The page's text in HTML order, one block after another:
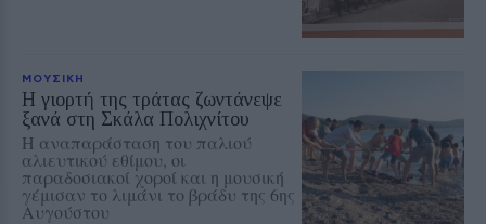
ΜΟΥΣΙΚΗ
Η γιορτή της τράτας ζωντάνεψε
ξανά στη Σκάλα Πολιχνίτου
Η αναπαράσταση του παλιού
αλιευτικού εθίμου, οι
παραδοσιακοί χοροί και η μουσική
γέμισαν το λιμάνι το βράδυ της 6ης
Αυγούστου